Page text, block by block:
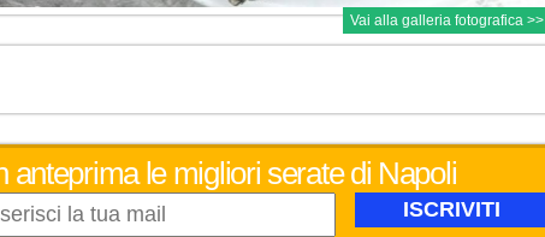
Vai alla galleria fotografica >>
anteprima le migliori serate di Napoli